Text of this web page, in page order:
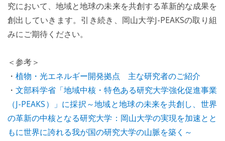
究において、地域と地球の未来を共創する革新的な成果を
創出していきます。引き続き、岡山大学J-PEAKSの取り組
みにご期待ください。
＜参考＞
・ 植物・光エネルギー開発拠点 主な研究者のご紹介
・文部科学省「地域中核・特色ある研究大学強化促進事業
（J-PEAKS）」に採択～地域と地球の未来を共創し、世界
の革新の中核となる研究大学：岡山大学の実現を加速とと
もに世界に誇れる我が国の研究大学の山脈を築く～